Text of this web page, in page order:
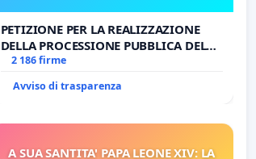
PETIZIONE PER LA REALIZZAZIONE
DELLA PROCESSIONE PUBBLICA DEL
CORPUS DOMINI A MILANO
2 186 firme
Avviso di trasparenza
A SUA SANTITA' PAPA LEONE XIV: LA